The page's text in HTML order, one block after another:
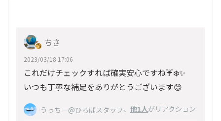
ちさ
2023/03/18 17:06
これだけチェックすれば確実安心ですね☔️❄️✨
いつも丁寧な補足をありがとうございます😊
うっちー@ひろばスタッフ、 他1人がリアクション